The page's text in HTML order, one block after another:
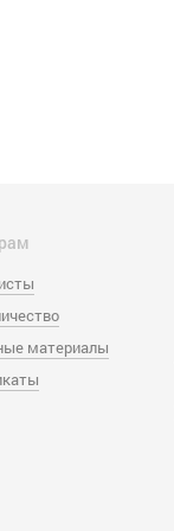
материалы